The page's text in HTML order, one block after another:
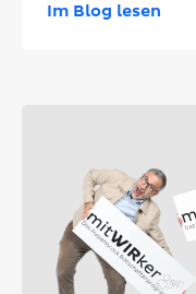
Im Blog lesen